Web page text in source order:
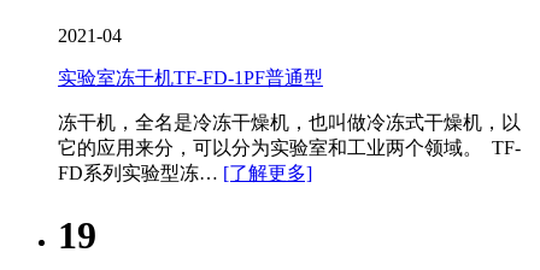
2021-04
实验室冻干机TF-FD-1PF普通型
冻干机，全名是冷冻干燥机，也叫做冷冻式干燥机，以
它的应用来分，可以分为实验室和工业两个领域。 TF-
FD系列实验型冻… [了解更多]
19